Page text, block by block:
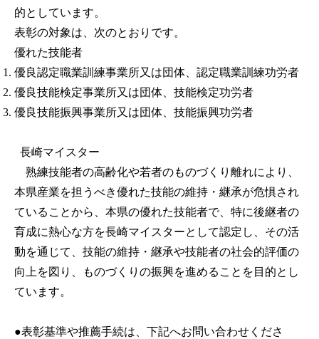
的としています。
表彰の対象は、次のとおりです。
優れた技能者
優良認定職業訓練事業所又は団体、認定職業訓練功労者
優良技能検定事業所又は団体、技能検定功労者
優良技能振興事業所又は団体、技能振興功労者
長崎マイスター
熟練技能者の高齢化や若者のものづくり離れにより、
本県産業を担うべき優れた技能の維持・継承が危惧され
ていることから、本県の優れた技能者で、特に後継者の
育成に熱心な方を長崎マイスターとして認定し、その活
動を通じて、技能の維持・継承や技能者の社会的評価の
向上を図り、ものづくりの振興を進めることを目的とし
ています。
●表彰基準や推薦手続は、下記へお問い合わせくださ